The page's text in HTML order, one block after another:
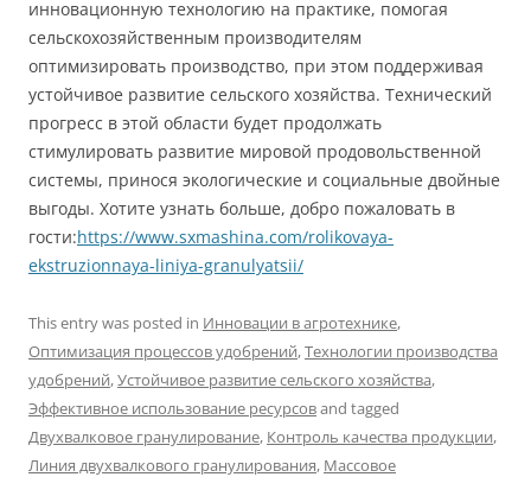
инновационную технологию на практике, помогая
сельскохозяйственным производителям
оптимизировать производство, при этом поддерживая
устойчивое развитие сельского хозяйства. Технический
прогресс в этой области будет продолжать
стимулировать развитие мировой продовольственной
системы, принося экологические и социальные двойные
выгоды. Хотите узнать больше, добро пожаловать в
гости:https://www.sxmashina.com/rolikovaya-
ekstruzionnaya-liniya-granulyatsii/
This entry was posted in Инновации в агротехнике,
Оптимизация процессов удобрений,Технологии производства
удобрений,Устойчивое развитие сельского хозяйства,
Эффективное использование ресурсовand tagged
Двухвалковое гранулирование, Контроль качества продукции,
Линия двухвалкового гранулирования, Массовое